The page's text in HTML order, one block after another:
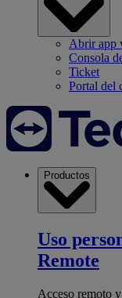
Abrir app
Consola
Ticket
Portal del
Productos
Uso
Remote
Acceso remoto